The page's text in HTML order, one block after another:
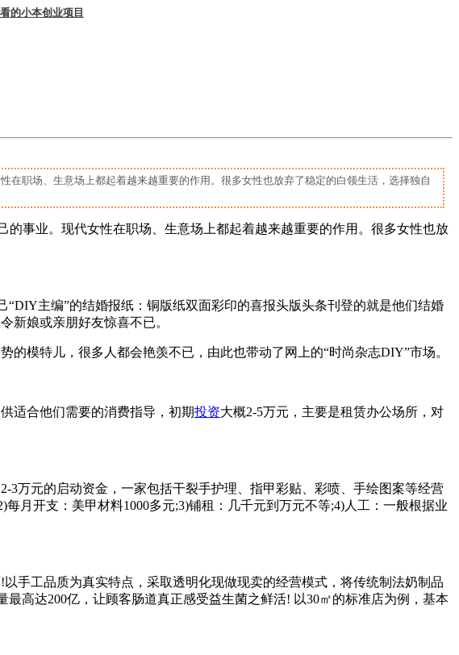
的小本创业项目
场、生意场上都起着越来越重要的作用。很多女性也放弃了稳定的白领生活，选择独自
业。现代女性在职场、生意场上都起着越来越重要的作用。很多女性也放
主编”的结婚报纸：铜版纸双面彩印的喜报头版头条刊登的就是他们结婚
新娘或亲朋好友惊喜不已。
模特儿，很多人都会艳羡不已，由此也带动了网上的“时尚杂志DIY”市场。
适合他们需要的消费指导，初期投资大概2-5万元，主要是租赁办公场所，对
元的启动资金，一家包括干裂手护理、指甲彩贴、彩喷、手绘图案等经营
月开支：美甲材料1000多元;3)铺租：几千元到万元不等;4)人工：一般根据业
工品质为真实特点，采取透明化现做现卖的经营模式，将传统制法奶制品
高达200亿，让顾客肠道真正感受益生菌之鲜活! 以30㎡的标准店为例，基本